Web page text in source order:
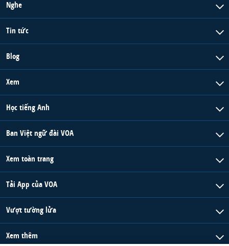
Nghe
Tin tức
Blog
Xem
Học tiếng Anh
Ban Việt ngữ đài VOA
Xem toàn trang
Tải App của VOA
Vượt tường lửa
Xem thêm